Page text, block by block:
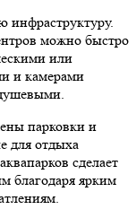
инфраструктуру.
можно быстро
или
и камерами
парковки и
для отдыха
сделает
благодаря ярким